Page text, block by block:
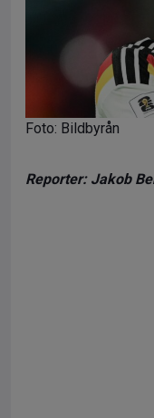
Foto: Bildbyrån
Reporter: Jakob